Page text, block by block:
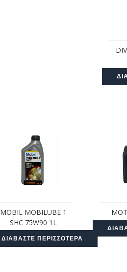
MOBIL MOBILUBE 1
SHC 75W90 1L
ΔΙΑΒΆΣΤΕ ΠΕΡΙΣΣΌΤΕΡΑ